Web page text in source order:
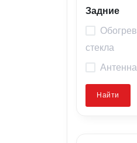
Задние
Обогрев
стекла
Антенна
Найти